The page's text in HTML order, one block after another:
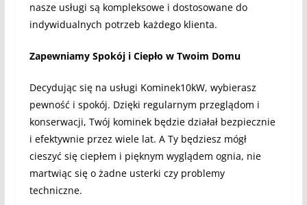
nasze usługi są kompleksowe i dostosowane do
indywidualnych potrzeb każdego klienta.
Zapewniamy Spokój i Ciepło w Twoim Domu
Decydując się na usługi Kominek10kW, wybierasz
pewność i spokój. Dzięki regularnym przeglądom i
konserwacji, Twój kominek będzie działał bezpiecznie
i efektywnie przez wiele lat. A Ty będziesz mógł
cieszyć się ciepłem i pięknym wyglądem ognia, nie
martwiąc się o żadne usterki czy problemy
techniczne.